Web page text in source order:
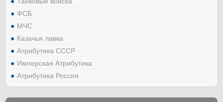
ФСБ
МЧС
Казачья лавка
Атрибутика СССР
Имперская Атрибутика
Атрибутика Россия